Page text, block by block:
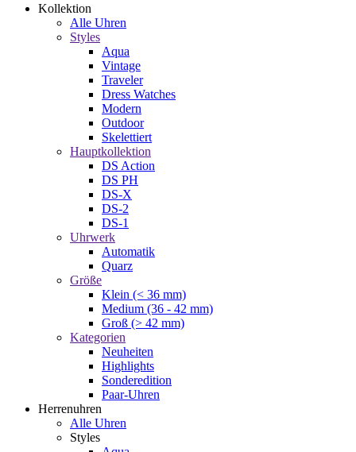
Kollektion
Alle Uhren
Styles
Aqua
Vintage
Traveler
Dress Watches
Modern
Outdoor
Skelettiert
Hauptkollektion
DS Action
DS PH
DS-X
DS-2
DS-1
Uhrwerk
Automatik
Quarz
Größe
Klein (< 36 mm)
Medium (36 - 42 mm)
Groß (> 42 mm)
Kategorien
Neuheiten
Highlights
Sonderedition
Paar-Uhren
Herrenuhren
Alle Uhren
Styles